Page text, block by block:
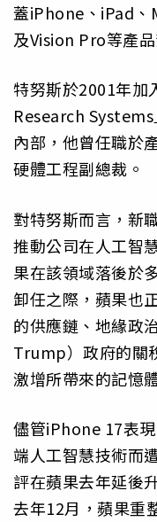
蓋iPhone、iPad
及Vision Pro等產
特努斯於2001年
Research
內部，他曾任職於
硬體工程副總裁。
對特努斯而言，新
推動公司在人工智
果在該領域落後於
卸任之際，蘋果也
的供應鏈、地緣政
Trump）政府的關
激增所帶來的記憶
儘管iPhone 17表
端人工智慧技術而
評在蘋果去年延後
去年12月，蘋果重